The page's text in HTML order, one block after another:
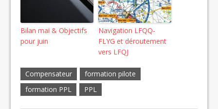
Bilan mai & Objectifs
pour juin
Navigation LFQQ-
FLYG et déroutement
vers LFQJ
Compensateur
formation pilote
formation PPL
PPL